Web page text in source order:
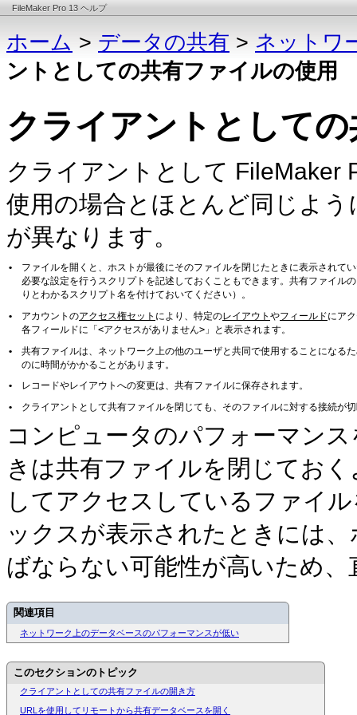
FileMaker Pro 13 ヘルプ
ホーム > データの共有 > ネットワ
ントとしての共有ファイルの使用
クライアントとして
クライアントとして FileMaker
使用の場合とほとんど同じよ
が異なります。
•
ファイルを開くと、ホストが最後にそのファイルを閉じたときに表示されて
必要な設定を行うスクリプトを記述しておくこともできます。共有ファイル
りとわかるスクリプト名を付けておいてください）。
•
アカウントのアクセス権セット により、特定のレイアウト やフィールドにア
各フィールドに「 <アクセスがありません> 」と表示されます。
•
共有ファイルは、ネットワーク上の他のユーザと共同で使用することになる
のに時間がかかることがあります。
•
レコードやレイアウトへの変更は、共有ファイルに保存されます。
•
クライアントとして共有ファイルを閉じても、そのファイルに対する接続が
コンピュータのパフォーマン
きは共有ファイルを閉じてお
してアクセスしているファイ
ックスが表示されたときには
ばならない可能性が高いため
関連項目
ネットワーク上のデータベースのパフォーマンスが低い
このセクションのトピック
クライアントとしての共有ファイルの開き方
URLを使用してリモートから共有データベースを開く